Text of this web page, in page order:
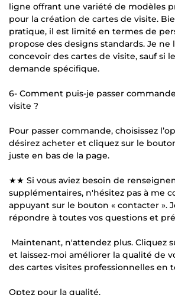
ligne offrant une variété de modèles
pour la création de cartes de visite.
pratique, il est limité en termes de
propose des designs standards. Je ne
concevoir des cartes de visite, sauf si
demande spécifique.
6- Comment puis-je passer
visite ?
Pour passer commande, choisissez
désirez acheter et cliquez sur le
juste en bas de la page.
★★ Si vous aviez besoin de
supplémentaires, n'hésitez pas à me
appuyant sur le bouton « contacter ».
répondre à toutes vos questions et
Maintenant, n'attendez plus. Cliquez
et laissez-moi améliorer la qualité de
des cartes visites professionnelles en
Optez pour la qualité.